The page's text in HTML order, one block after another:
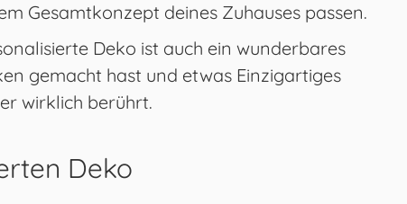
Gesamtkonzept deines Zuhauses passen.
Deko ist auch ein wunderbares
gemacht hast und etwas Einzigartiges
wirklich berührt.
Deko